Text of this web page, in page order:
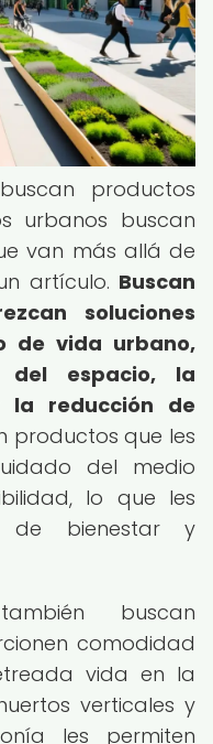
productos
urbanos buscan
van más allá de
artículo. Buscan
soluciones
de vida urbano,
del espacio, la
la reducción de
productos que les
del medio
lo que les
de bienestar y
buscan
comodidad
vida en la
verticales y
les permiten